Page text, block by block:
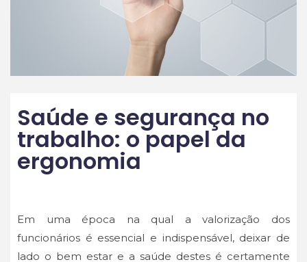
Saúde e segurança no
trabalho: o papel da
ergonomia
Em uma época na qual a valorização dos
funcionários é essencial e indispensável, deixar de
lado o bem estar e a saúde destes é certamente